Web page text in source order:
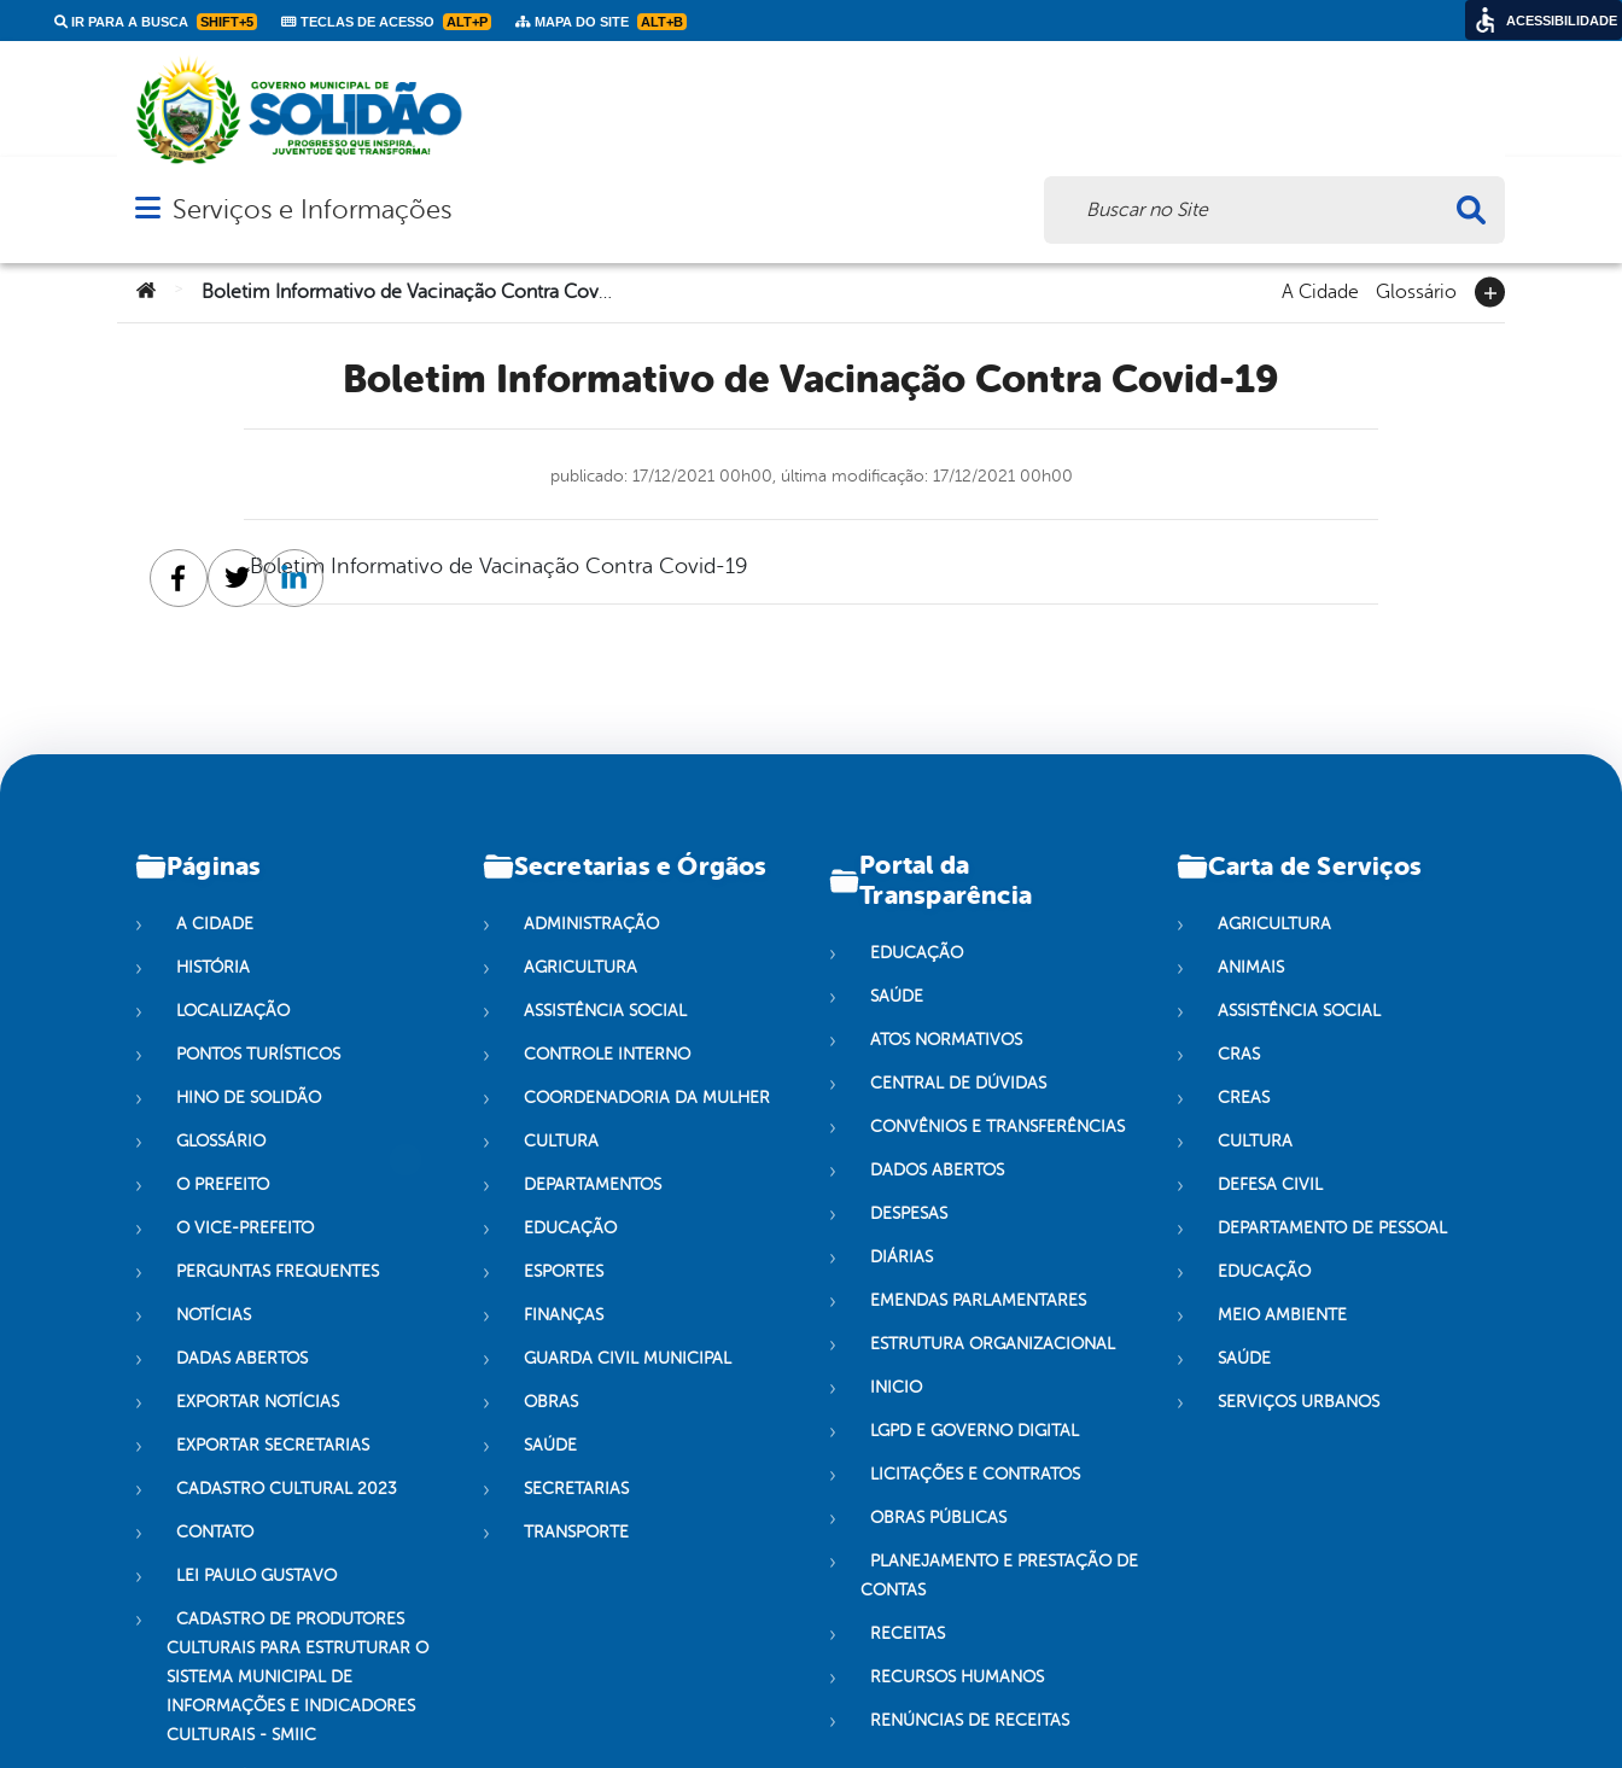
IR PARA A BUSCA SHIFT+5 TECLAS DE ACESSO ALT+P MAPA DO SITE ALT+B
Abrir menu principal de navegação
Serviços e Informações
Você está aqui: Boletim Informativo de Vacinação Contra Covid-19 A Cidade Glossário
Boletim Informativo de Vacinação Contra Covid-19
publicado: 17/12/2021 00h00, última modificação: 17/12/2021 00h00
Boletim Informativo de Vacinação Contra Covid-19
Facebook
TwitterLinkedin
Páginas
A CIDADE
HISTÓRIA
LOCALIZAÇÃO
PONTOS TURÍSTICOS
HINO DE SOLIDÃO
GLOSSÁRIO
O PREFEITO
O VICE-PREFEITO
PERGUNTAS FREQUENTES
NOTÍCIAS
DADAS ABERTOS
EXPORTAR NOTÍCIAS
EXPORTAR SECRETARIAS
CADASTRO CULTURAL 2023
CONTATO
LEI PAULO GUSTAVO
CADASTRO DE PRODUTORES
CULTURAIS PARA ESTRUTURAR O
SISTEMA MUNICIPAL DE
INFORMAÇÕES E INDICADORES
CULTURAIS - SMIIC
Secretarias e Órgãos
ADMINISTRAÇÃO
AGRICULTURA
ASSISTÊNCIA SOCIAL
CONTROLE INTERNO
COORDENADORIA DA MULHER
CULTURA
DEPARTAMENTOS
EDUCAÇÃO
ESPORTES
FINANÇAS
GUARDA CIVIL MUNICIPAL
OBRAS
SAÚDE
SECRETARIAS
TRANSPORTE
Portal da
Transparência
EDUCAÇÃO
SAÚDE
ATOS NORMATIVOS
CENTRAL DE DÚVIDAS
CONVÊNIOS E TRANSFERÊNCIAS
DADOS ABERTOS
DESPESAS
DIÁRIAS
EMENDAS PARLAMENTARES
ESTRUTURA ORGANIZACIONAL
INICIO
LGPD E GOVERNO DIGITAL
LICITAÇÕES E CONTRATOS
OBRAS PÚBLICAS
PLANEJAMENTO E PRESTAÇÃO DE
CONTAS
RECEITAS
RECURSOS HUMANOS
RENÚNCIAS DE RECEITAS
Carta de Serviços
AGRICULTURA
ANIMAIS
ASSISTÊNCIA SOCIAL
CRAS
CREAS
CULTURA
DEFESA CIVIL
DEPARTAMENTO DE PESSOAL
EDUCAÇÃO
MEIO AMBIENTE
SAÚDE
SERVIÇOS URBANOS
ACESSIBILIDADE